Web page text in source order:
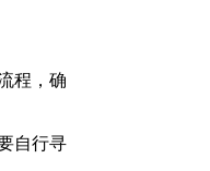
程，确
自行寻